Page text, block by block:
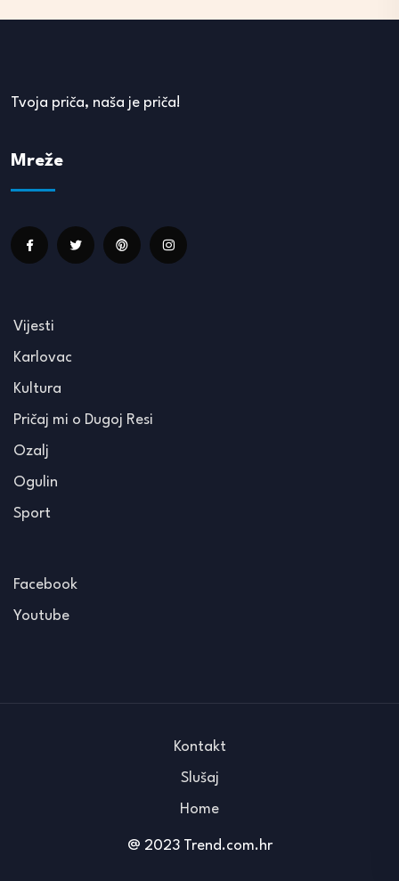
Tvoja priča, naša je priča!
Mreže
Vijesti
Karlovac
Kultura
Pričaj mi o Dugoj Resi
Ozalj
Ogulin
Sport
Facebook
Youtube
@ 2023 Trend.com.hr
Kontakt
Slušaj
Home